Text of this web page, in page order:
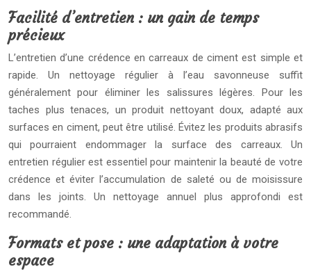
Facilité d’entretien : un gain de temps
précieux
L’entretien d’une crédence en carreaux de ciment est simple et
rapide. Un nettoyage régulier à l’eau savonneuse suffit
généralement pour éliminer les salissures légères. Pour les
taches plus tenaces, un produit nettoyant doux, adapté aux
surfaces en ciment, peut être utilisé. Évitez les produits abrasifs
qui pourraient endommager la surface des carreaux. Un
entretien régulier est essentiel pour maintenir la beauté de votre
crédence et éviter l’accumulation de saleté ou de moisissure
dans les joints. Un nettoyage annuel plus approfondi est
recommandé.
Formats et pose : une adaptation à votre
espace